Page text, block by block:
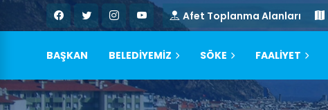
Afet Toplanma Alanları
BAŞKAN BELEDİYEMİZ SÖKE FAALİYET